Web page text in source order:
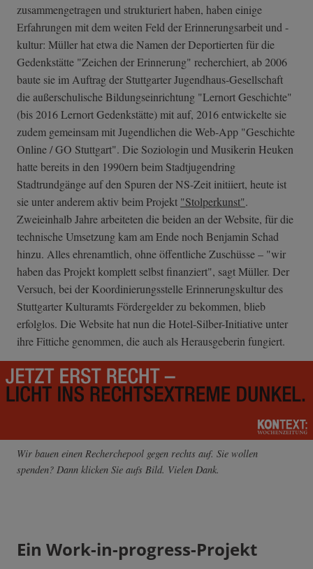
zusammengetragen und strukturiert haben, haben einige
Erfahrungen mit dem weiten Feld der Erinnerungsarbeit und -
kultur: Müller hat etwa die Namen der Deportierten für die
Gedenkstätte "Zeichen der Erinnerung" recherchiert, ab 2006
baute sie im Auftrag der Stuttgarter Jugendhaus-Gesellschaft
die außerschulische Bildungseinrichtung "Lernort Geschichte"
(bis 2016 Lernort Gedenkstätte) mit auf, 2016 entwickelte sie
zudem gemeinsam mit Jugendlichen die Web-App "Geschichte
Online / GO Stuttgart". Die Soziologin und Musikerin Heuken
hatte bereits in den 1990ern beim Stadtjugendring
Stadtrundgänge auf den Spuren der NS-Zeit initiiert, heute ist
sie unter anderem aktiv beim Projekt "Stolperkunst".
Zweieinhalb Jahre arbeiteten die beiden an der Website, für die
technische Umsetzung kam am Ende noch Benjamin Schad
hinzu. Alles ehrenamtlich, ohne öffentliche Zuschüsse – "wir
haben das Projekt komplett selbst finanziert", sagt Müller. Der
Versuch, bei der Koordinierungsstelle Erinnerungskultur des
Stuttgarter Kulturamts Fördergelder zu bekommen, blieb
erfolglos. Die Website hat nun die Hotel-Silber-Initiative unter
ihre Fittiche genommen, die auch als Herausgeberin fungiert.
Wir bauen einen Recherchepool gegen rechts auf. Sie wollen
spenden? Dann klicken Sie aufs Bild. Vielen Dank.
Ein Work-in-progress-Projekt